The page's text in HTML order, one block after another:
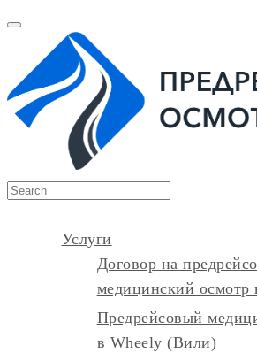
Услуги
Договор на
медицинский осмотр
Предрейсовый
в Wheely (Вили)